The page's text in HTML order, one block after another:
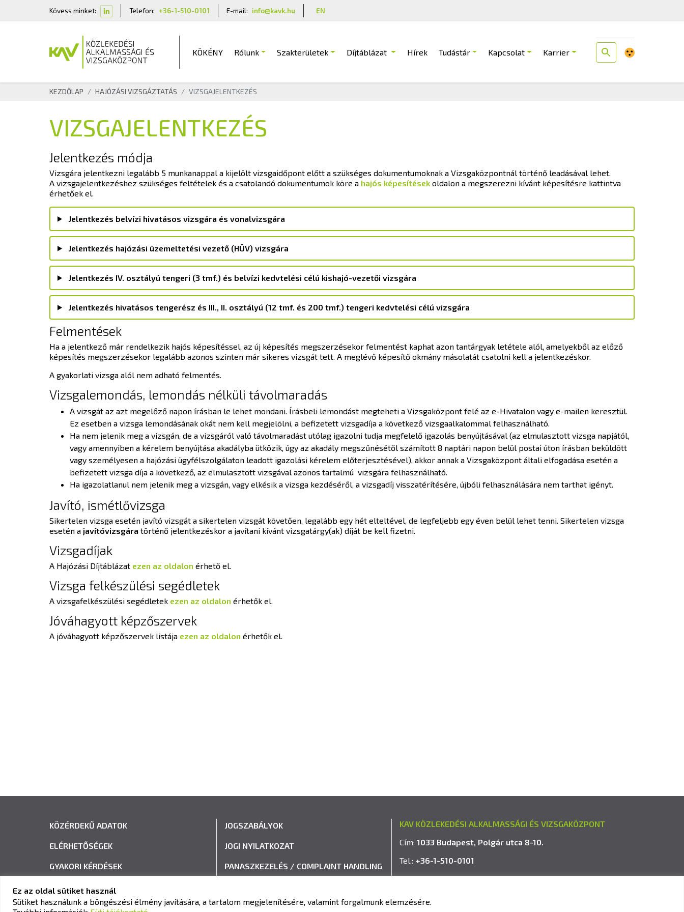
Kövess minket: Telefon: +36-1-510-0101 E-mail: info@kavk.hu EN
KÖKÉNY Rólunk Szakterületek Díjtáblázat Hírek Tudástár Kapcsolat Karrier
KEZDŐLAP HAJÓZÁSI VIZSGÁZTATÁS VIZSGAJELENTKEZÉS
VIZSGAJELENTKEZÉS
Jelentkezés módja
Vizsgára jelentkezni legalább 5 munkanappal a kijelölt vizsgaidőpont előtt a szükséges dokumentumoknak a Vizsgaközpontnál történő leadásával lehet.
A vizsgajelentkezéshez szükséges feltételek és a csatolandó dokumentumok köre a hajós képesítések oldalon a megszerezni kívánt képesítésre kattintva
érhetőek el.
Jelentkezés belvízi hivatásos vizsgára és vonalvizsgára
Jelentkezés hajózási üzemeltetési vezető (HÜV) vizsgára
Jelentkezés IV. osztályú tengeri (3 tmf.) és belvízi kedvtelési célú kishajó-vezetői vizsgára
Jelentkezés hivatásos tengerész és III., II. osztályú (12 tmf. és 200 tmf.) tengeri kedvtelési célú vizsgára
Felmentések
Ha a jelentkező már rendelkezik hajós képesítéssel, az új képesítés megszerzésekor felmentést kaphat azon tantárgyak letétele alól, amelyekből az előző
képesítés megszerzésekor legalább azonos szinten már sikeres vizsgát tett. A meglévő képesítő okmány másolatát csatolni kell a jelentkezéskor.
A gyakorlati vizsga alól nem adható felmentés.
Vizsgalemondás, lemondás nélküli távolmaradás
A vizsgát az azt megelőző napon írásban le lehet mondani. Írásbeli lemondást megteheti a Vizsgaközpont felé az e-Hivatalon vagy e-mailen keresztül.
Ez esetben a vizsga lemondásának okát nem kell megjelölni, a befizetett vizsgadíja a következő vizsgaalkalommal felhasználható.
Ha nem jelenik meg a vizsgán, de a vizsgáról való távolmaradást utólag igazolni tudja megfelelő igazolás benyújtásával (az elmulasztott vizsga napjától,
vagy amennyiben a kérelem benyújtása akadályba ütközik, úgy az akadály megszűnésétől számított 8 naptári napon belül postai úton írásban beküldött
vagy személyesen a hajózási ügyfélszolgálaton leadott igazolási kérelem előterjesztésével), akkor annak a Vizsgaközpont általi elfogadása esetén a
befizetett vizsga díja a következő, az elmulasztott vizsgával azonos tartalmú vizsgára felhasználható.
Ha igazolatlanul nem jelenik meg a vizsgán, vagy elkésik a vizsga kezdéséről, a vizsgadíj visszatérítésére, újbóli felhasználására nem tarthat igényt.
Javító, ismétlővizsga
Sikertelen vizsga esetén javító vizsgát a sikertelen vizsgát követően, legalább egy hét elteltével, de legfeljebb egy éven belül lehet tenni. Sikertelen vizsga
esetén a javítóvizsgára történő jelentkezéskor a javítani kívánt vizsgatárgy(ak) díját be kell fizetni.
Vizsgadíjak
A Hajózási Díjtáblázat ezen az oldalon érhető el.
Vizsga felkészülési segédletek
A vizsgafelkészülési segédletek ezen az oldalon érhetők el.
Jóváhagyott képzőszervek
A jóváhagyott képzőszervek listája ezen az oldalon érhetők el.
KÖZÉRDEKŰ ADATOK
ELÉRHETŐSÉGEK
GYAKORI KÉRDÉSEK
ADATVÉDELEM
HÍRLEVÉL FELIRATKOZÁS
JOGSZABÁLYOK
JOGI NYILATKOZAT
PANASZKEZELÉS / COMPLAINT HANDLING
IMPRESSZUM
KAV KÖZLEKEDÉSI ALKALMASSÁGI ÉS VIZSGAKÖZPONT
Cím:1033 Budapest, Polgár utca 8-10.
Tel.: +36-1-510-0101
E-mail:info@kavk.hu
Ez az oldal sütiket használ
Sütiket használunk a böngészési élmény javítására, a tartalom megjelenítésére, valamint forgalmunk elemzésére.